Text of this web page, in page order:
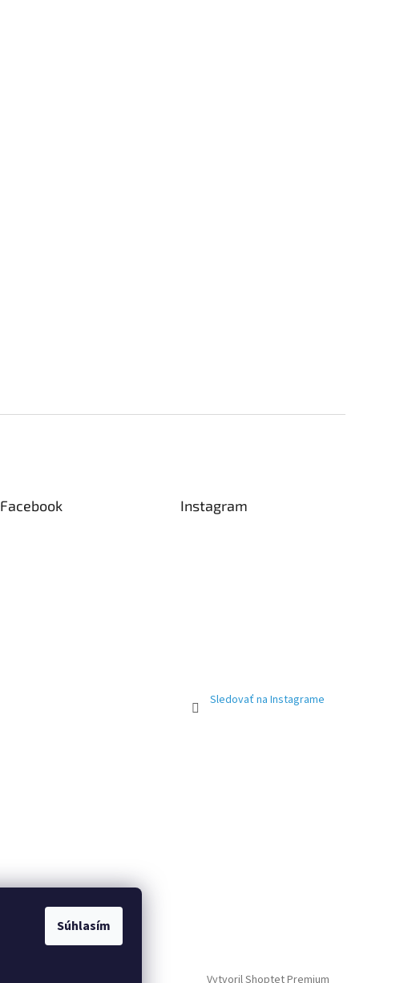
Súhlasím
Facebook Instagram
Sledovať na Instagrame